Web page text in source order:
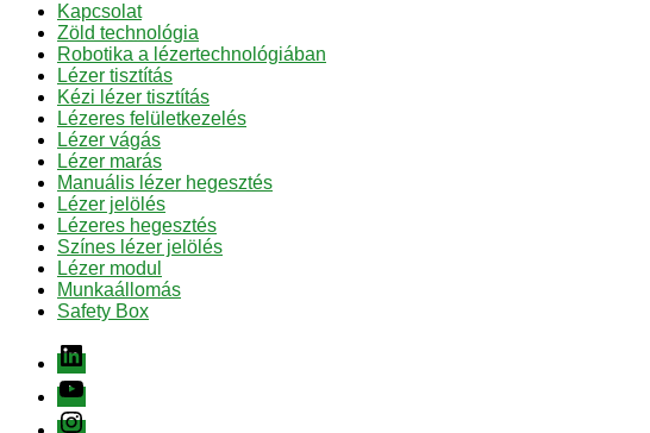
Kapcsolat
Zöld technológia
Robotika a lézertechnológiában
Lézer tisztítás
Kézi lézer tisztítás
Lézeres felületkezelés
Lézer vágás
Lézer marás
Manuális lézer hegesztés
Lézer jelölés
Lézeres hegesztés
Színes lézer jelölés
Lézer modul
Munkaállomás
Safety Box
Linkedin
youtube
instagram